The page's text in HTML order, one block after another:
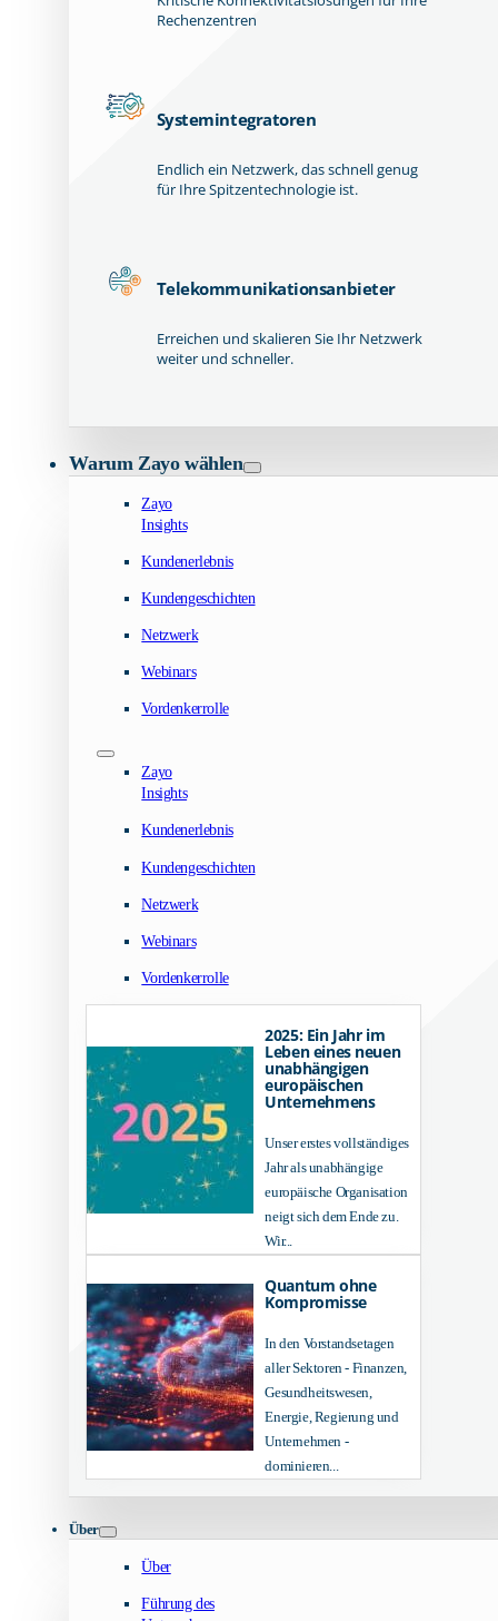
Rechenzentren
Systemintegratoren
Endlich ein Netzwerk, das schnell genug
für Ihre Spitzentechnologie ist.
Telekommunikationsanbieter
Erreichen und skalieren Sie Ihr Netzwerk
weiter und schneller.
Warum Zayo wählen
Zayo
Insights
Kundenerlebnis
Kundengeschichten
Netzwerk
Webinars
Vordenkerrolle
Zayo
Insights
Kundenerlebnis
Kundengeschichten
Netzwerk
Webinars
Vordenkerrolle
2025: Ein Jahr im
Leben eines neuen
unabhängigen
europäischen
Unternehmens
Unser erstes vollständiges
Jahr als unabhängige
europäische Organisation
neigt sich dem Ende zu.
Wir...
Quantum ohne
Kompromisse
In den Vorstandsetagen
aller Sektoren - Finanzen,
Gesundheitswesen,
Energie, Regierung und
Unternehmen -
dominieren...
Über
Über
Führung des